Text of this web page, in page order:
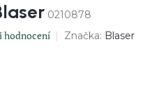
0210878
hodnocení Značka: Blaser